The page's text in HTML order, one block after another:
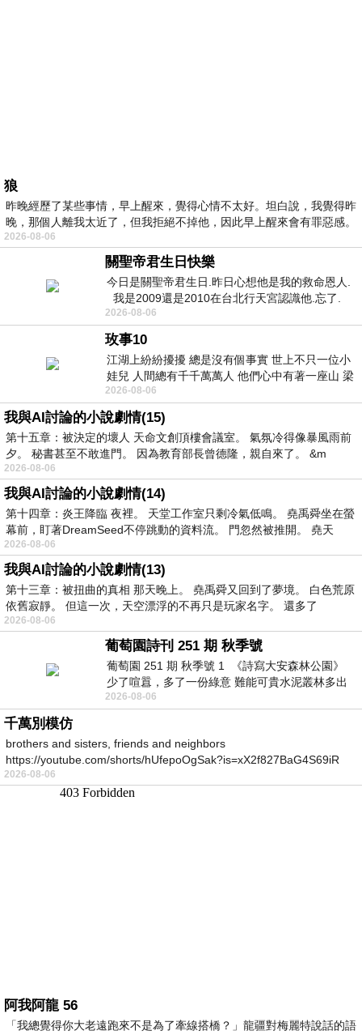
狼
昨晚經歷了某些事情，早上醒來，覺得心情不太好。坦白說，我覺得昨
晚，那個人離我太近了，但我拒絕不掉他，因此早上醒來會有罪惡感。
2026-08-06
關聖帝君生日快樂
今日是關聖帝君生日.昨日心想他是我的救命恩人.
我是2009還是2010在台北行天宮認識他.忘了.
一個奇摩交友的網友學
2026-08-06
玫事10
江湖上紛紛擾擾 總是沒有個事實 世上不只一位小
娃兒 人間總有千千萬萬人 他們心中有著一座山 梁
山佛山泰華衡恆嵩 一山之高
2026-08-06
我與AI討論的小說劇情(15)
第十五章：被決定的壞人 天命文創頂樓會議室。 氣氛冷得像暴風雨前
夕。 秘書甚至不敢進門。 因為教育部長曾德隆，親自來了。 &m
2026-08-06
我與AI討論的小說劇情(14)
第十四章：炎王降臨 夜裡。 天堂工作室只剩冷氣低鳴。 堯禹舜坐在螢
幕前，盯著DreamSeed不停跳動的資料流。 門忽然被推開。 堯天
2026-08-06
我與AI討論的小說劇情(13)
第十三章：被扭曲的真相 那天晚上。 堯禹舜又回到了夢境。 白色荒原
依舊寂靜。 但這一次，天空漂浮的不再只是玩家名字。 還多了
2026-08-06
葡萄園詩刊 251 期 秋季號
葡萄園 251 期 秋季號 1 《詩寫大安森林公園》
少了喧囂，多了一份綠意 難能可貴水泥叢林多出
一
2026-08-06
千萬別模仿
brothers and sisters, friends and neighbors
https://youtube.com/shorts/hUfepoOgSak?is=xX2f827BaG4S69iR
https
2026-08-06
阿我阿龍 56
「我總覺得你大老遠跑來不是為了牽線搭橋？」龍疆對梅麗特說話的語